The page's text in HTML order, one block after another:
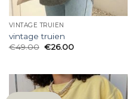
VINTAGE TRUIEN
vintage truien
€49.00 €26.00